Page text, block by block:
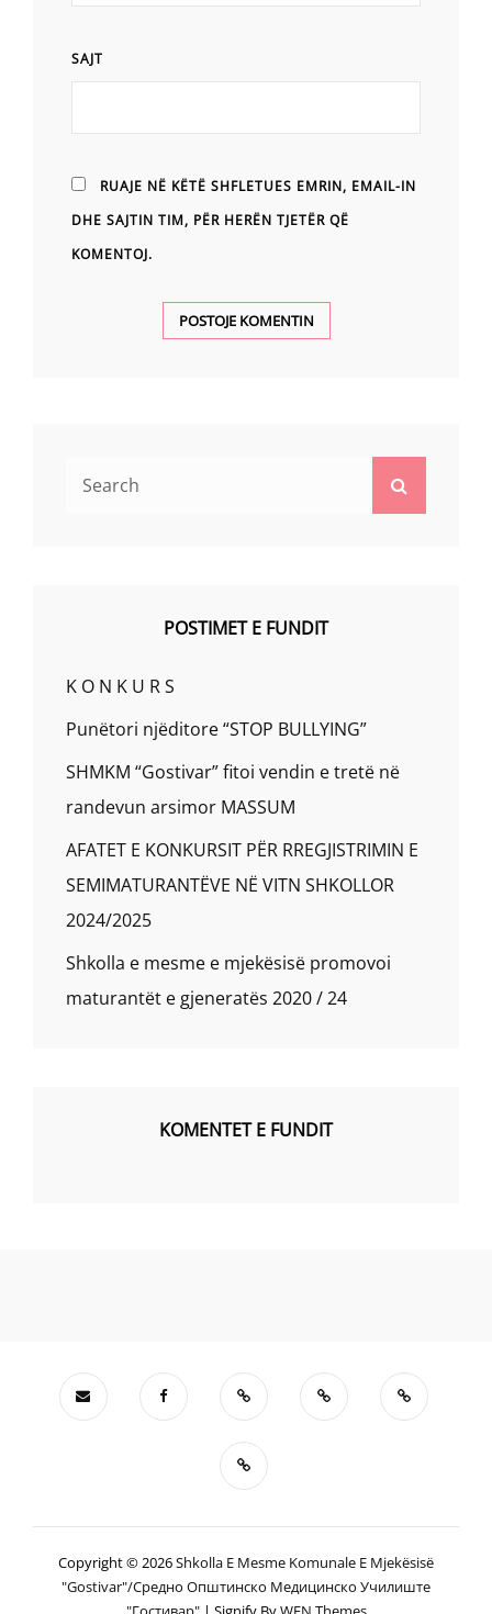
SAJT
RUAJE NË KËTË SHFLETUES EMRIN, EMAIL-IN
DHE SAJTIN TIM, PËR HERËN TJETËR QË
KOMENTOJ.
POSTIMET E FUNDIT
K O N K U R S
Punëtori njëditore “STOP BULLYING”
SHMKM “Gostivar” fitoi vendin e tretë në
randevun arsimor MASSUM
AFATET E KONKURSIT PËR RREGJISTRIMIN E
SEMIMATURANTËVE NË VITN SHKOLLOR
2024/2025
Shkolla e mesme e mjekësisë promovoi
maturantët e gjeneratës 2020 / 24
KOMENTET E FUNDIT
Copyright © 2026Shkolla E Mesme Komunale E Mjekësisë
"Gostivar"/Средно Општинско Медицинско Училиште